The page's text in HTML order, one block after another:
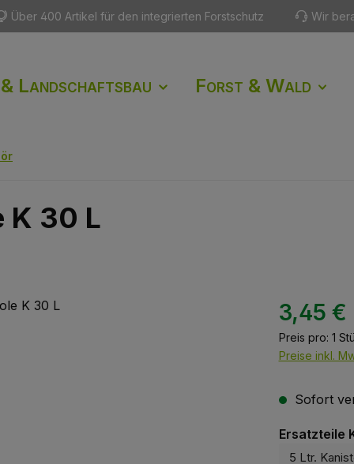
Über 400 Artikel für den integrierten Forstschutz Wir
Landschaftsbau Forst & Wald
K 30 L
3,45 €
Preis pro: 1
Preise inkl.
Sofort
Ersatzteile